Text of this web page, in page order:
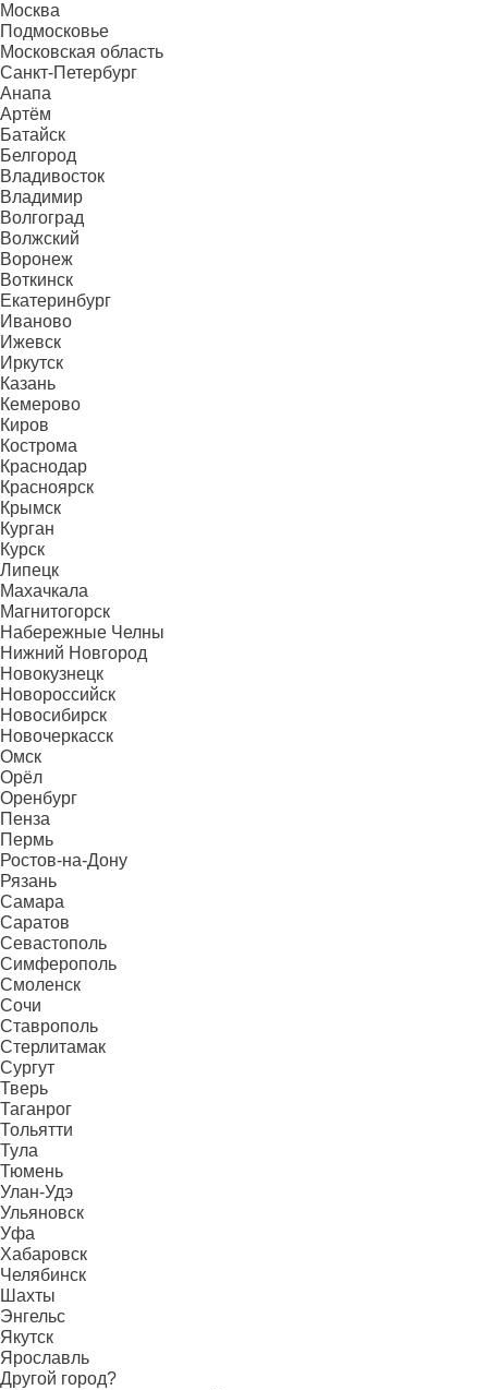
Москва
Подмосковье
Московская область
Санкт-Петербург
Анапа
Артём
Батайск
Белгород
Владивосток
Владимир
Волгоград
Волжский
Воронеж
Воткинск
Екатеринбург
Иваново
Ижевск
Иркутск
Казань
Кемерово
Киров
Кострома
Краснодар
Красноярск
Крымск
Курган
Курск
Липецк
Махачкала
Магнитогорск
Набережные Челны
Нижний Новгород
Новокузнецк
Новороссийск
Новосибирск
Новочеркасск
Омск
Орёл
Оренбург
Пенза
Пермь
Ростов-на-Дону
Рязань
Самара
Саратов
Севастополь
Симферополь
Смоленск
Сочи
Ставрополь
Стерлитамак
Сургут
Тверь
Таганрог
Тольятти
Тула
Тюмень
Улан-Удэ
Ульяновск
Уфа
Хабаровск
Челябинск
Шахты
Энгельс
Якутск
Ярославль
Другой город?